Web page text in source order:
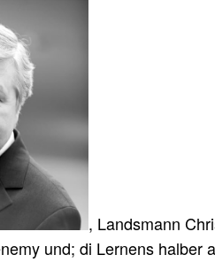
, Landsmann
und; di Lernens halber